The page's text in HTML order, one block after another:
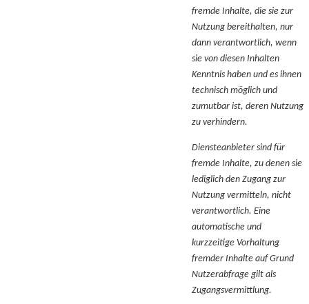
fremde Inhalte, die sie zur
Nutzung bereithalten, nur
dann verantwortlich, wenn
sie von diesen Inhalten
Kenntnis haben und es ihnen
technisch möglich und
zumutbar ist, deren Nutzung
zu verhindern.
Diensteanbieter sind für
fremde Inhalte, zu denen sie
lediglich den Zugang zur
Nutzung vermitteln, nicht
verantwortlich. Eine
automatische und
kurzzeitige Vorhaltung
fremder Inhalte auf Grund
Nutzerabfrage gilt als
Zugangsvermittlung.